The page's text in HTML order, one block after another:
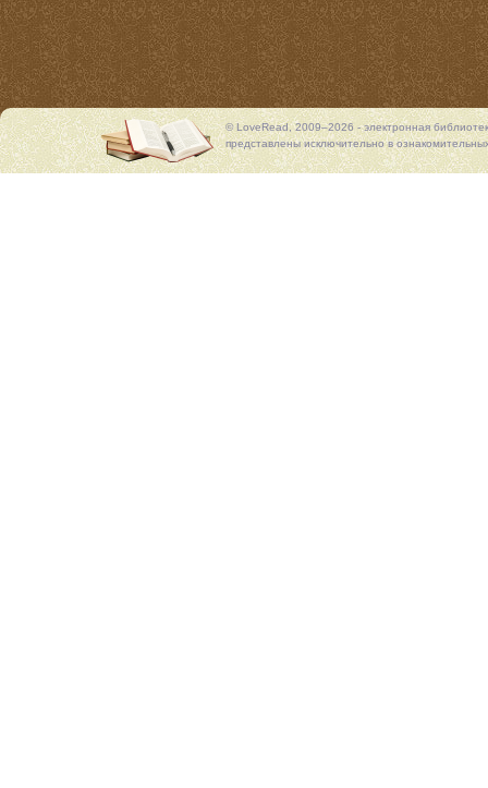
© LoveRead, 2009–2026 - электронная
представлены исключительно в